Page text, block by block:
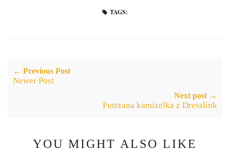
TAGS:
← Previous Post
Newer Post
Next post →
Futrzana kamizelka z Dresslink
YOU MIGHT ALSO LIKE